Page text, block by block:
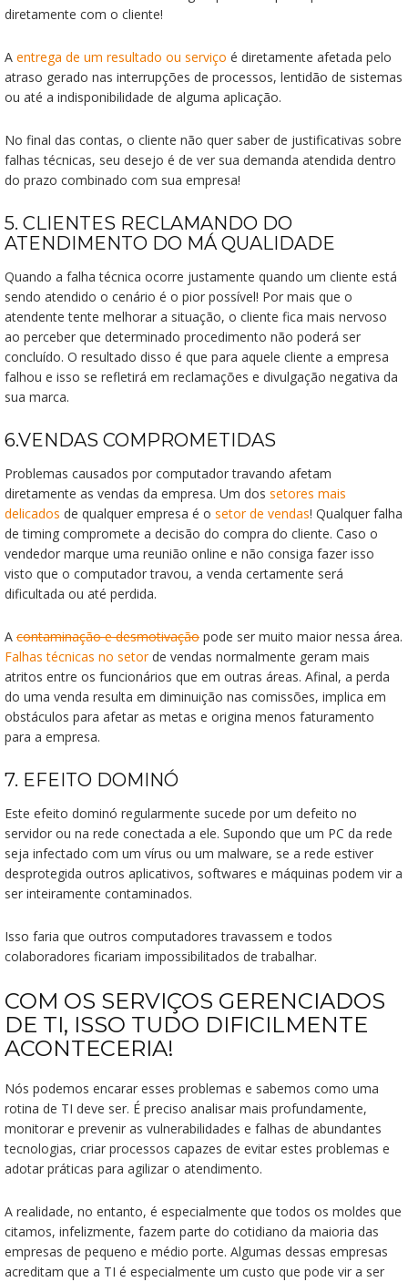
diretamente com o cliente!
A entrega de um resultado ou serviço é diretamente afetada pelo
atraso gerado nas interrupções de processos, lentidão de sistemas
ou até a indisponibilidade de alguma aplicação.
No final das contas, o cliente não quer saber de justificativas sobre
falhas técnicas, seu desejo é de ver sua demanda atendida dentro
do prazo combinado com sua empresa!
5. CLIENTES RECLAMANDO DO
ATENDIMENTO DO MÁ QUALIDADE
Quando a falha técnica ocorre justamente quando um cliente está
sendo atendido o cenário é o pior possível! Por mais que o
atendente tente melhorar a situação, o cliente fica mais nervoso
ao perceber que determinado procedimento não poderá ser
concluído. O resultado disso é que para aquele cliente a empresa
falhou e isso se refletirá em reclamações e divulgação negativa da
sua marca.
6.VENDAS COMPROMETIDAS
Problemas causados por computador travando afetam
diretamente as vendas da empresa. Um dos setores mais
delicados de qualquer empresa é o setor de vendas! Qualquer falha
de timing compromete a decisão do compra do cliente. Caso o
vendedor marque uma reunião online e não consiga fazer isso
visto que o computador travou, a venda certamente será
dificultada ou até perdida.
A contaminação e desmotivação pode ser muito maior nessa área.
Falhas técnicas no setorde vendas normalmente geram mais
atritos entre os funcionários que em outras áreas. Afinal, a perda
do uma venda resulta em diminuição nas comissões, implica em
obstáculos para afetar as metas e origina menos faturamento
para a empresa.
7. EFEITO DOMINÓ
Este efeito dominó regularmente sucede por um defeito no
servidor ou na rede conectada a ele. Supondo que um PC da rede
seja infectado com um vírus ou um malware, se a rede estiver
desprotegida outros aplicativos, softwares e máquinas podem vir a
ser inteiramente contaminados.
Isso faria que outros computadores travassem e todos
colaboradores ficariam impossibilitados de trabalhar.
COM OS SERVIÇOS GERENCIADOS
DE TI, ISSO TUDO DIFICILMENTE
ACONTECERIA!
Nós podemos encarar esses problemas e sabemos como uma
rotina de TI deve ser. É preciso analisar mais profundamente,
monitorar e prevenir as vulnerabilidades e falhas de abundantes
tecnologias, criar processos capazes de evitar estes problemas e
adotar práticas para agilizar o atendimento.
A realidade, no entanto, é especialmente que todos os moldes que
citamos, infelizmente, fazem parte do cotidiano da maioria das
empresas de pequeno e médio porte. Algumas dessas empresas
acreditam que a TI é especialmente um custo que pode vir a ser